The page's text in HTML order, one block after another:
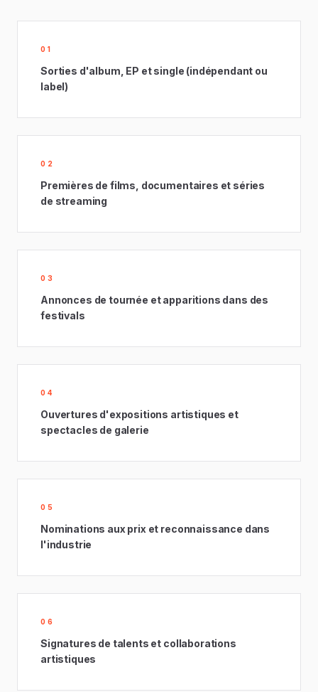
01
Sorties d'album, EP et single (indépendant ou
label)
02
Premières de films, documentaires et séries
de streaming
03
Annonces de tournée et apparitions dans des
festivals
04
Ouvertures d'expositions artistiques et
spectacles de galerie
05
Nominations aux prix et reconnaissance dans
l'industrie
06
Signatures de talents et collaborations
artistiques